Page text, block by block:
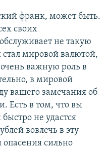
франк, может быть.
своих
не такую
мировой валютой,
важную роль в
в мировой
вашего замечания об
Есть в том, что вы
не удастся
вовлечь в эту
сильно